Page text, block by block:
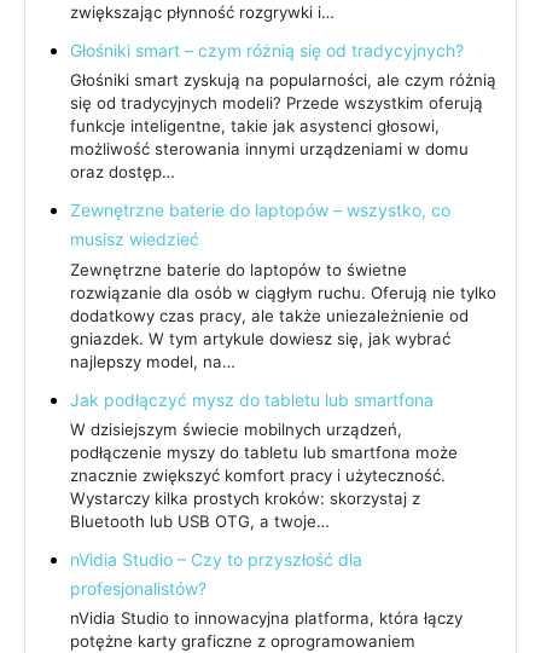
zwiększając płynność rozgrywki i…
Głośniki smart – czym różnią się od tradycyjnych?
Głośniki smart zyskują na popularności, ale czym różnią
się od tradycyjnych modeli? Przede wszystkim oferują
funkcje inteligentne, takie jak asystenci głosowi,
możliwość sterowania innymi urządzeniami w domu
oraz dostęp…
Zewnętrzne baterie do laptopów – wszystko, co
musisz wiedzieć
Zewnętrzne baterie do laptopów to świetne
rozwiązanie dla osób w ciągłym ruchu. Oferują nie tylko
dodatkowy czas pracy, ale także uniezależnienie od
gniazdek. W tym artykule dowiesz się, jak wybrać
najlepszy model, na…
Jak podłączyć mysz do tabletu lub smartfona
W dzisiejszym świecie mobilnych urządzeń,
podłączenie myszy do tabletu lub smartfona może
znacznie zwiększyć komfort pracy i użyteczność.
Wystarczy kilka prostych kroków: skorzystaj z
Bluetooth lub USB OTG, a twoje…
nVidia Studio – Czy to przyszłość dla
profesjonalistów?
nVidia Studio to innowacyjna platforma, która łączy
potężne karty graficzne z oprogramowaniem